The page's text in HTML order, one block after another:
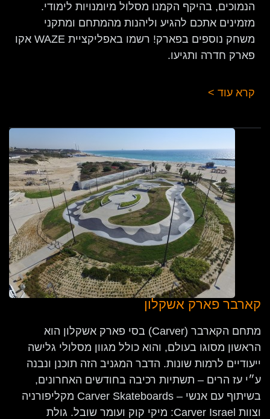
הנמוכים, בהיקף הקמנו מסלול מיומנויות לימודי.
מזמינים אתכם להגיע וליהנות מהמתחם ומתקני
משחק נוספים בפארק! רשמו באפליקציית WAZE אקו
פארק חדרה ותגיעו.
קרא עוד >
קארבר פארק אשקלון
מתחם הקארבר (Carver) בסי פארק אשקלון הוא
הראשון מסוגו בעולם, והוא כולל מגוון מסלולי גלישה
ייעודיים לרמות שונות. הדבר המגניב הזה תוכנן ונבנה
ע״י עז הרים – תשתיות רכיבה בחודשים האחרונים,
בשיתוף עם אנשי – Carver Skateboards מקליפורניה
וצוות Carver Israel: מיקי קוק ועומר שובל. גולת